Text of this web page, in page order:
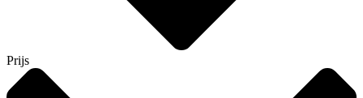
Prijs